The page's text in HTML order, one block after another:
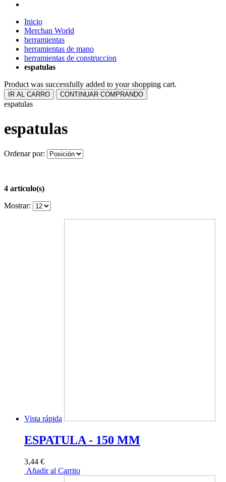
Inicio
Merchan World
herramientas
herramientas de mano
herramientas de construccion
espatulas
Product was successfully added to your shopping cart.
IR AL CARRO CONTINUAR COMPRANDO
espatulas
espatulas
Ordenar por:
4 artículo(s)
Mostrar:
Vista rápida
ESPATULA - 150 MM
3,44 €
Añadir al Carrito